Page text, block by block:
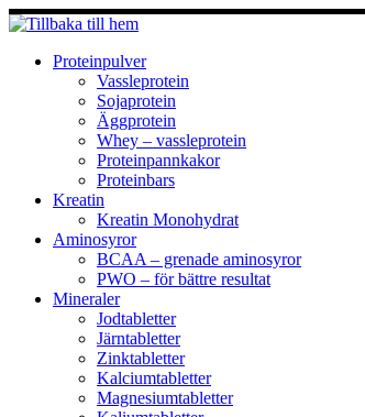
Hoppa
till
innehållProteinpulver
Vassleprotein
Sojaprotein
Äggprotein
Whey – vassleprotein
Proteinpannkakor
Proteinbars
Kreatin
Kreatin Monohydrat
Aminosyror
BCAA – grenade aminosyror
PWO – för bättre resultat
Mineraler
Jodtabletter
Järntabletter
Zinktabletter
Kalciumtabletter
Magnesiumtabletter